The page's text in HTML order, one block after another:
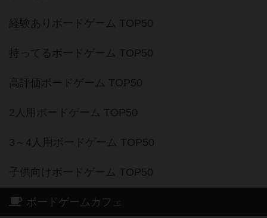
経験ありボードゲーム TOP50
持ってるボードゲーム TOP50
高評価ボードゲーム TOP50
2人用ボードゲーム TOP50
3～4人用ボードゲーム TOP50
子供向けボードゲーム TOP50
ボードゲームカフェ